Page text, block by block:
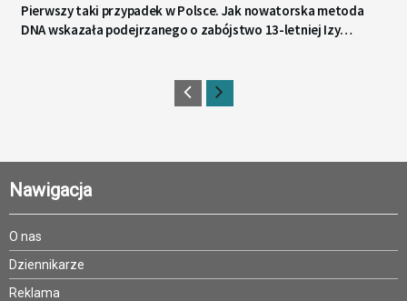
Pierwszy taki przypadek w Polsce. Jak nowatorska metoda
DNA wskazała podejrzanego o zabójstwo 13-letniej Izy
Nawigacja
O nas
Dziennikarze
Reklama